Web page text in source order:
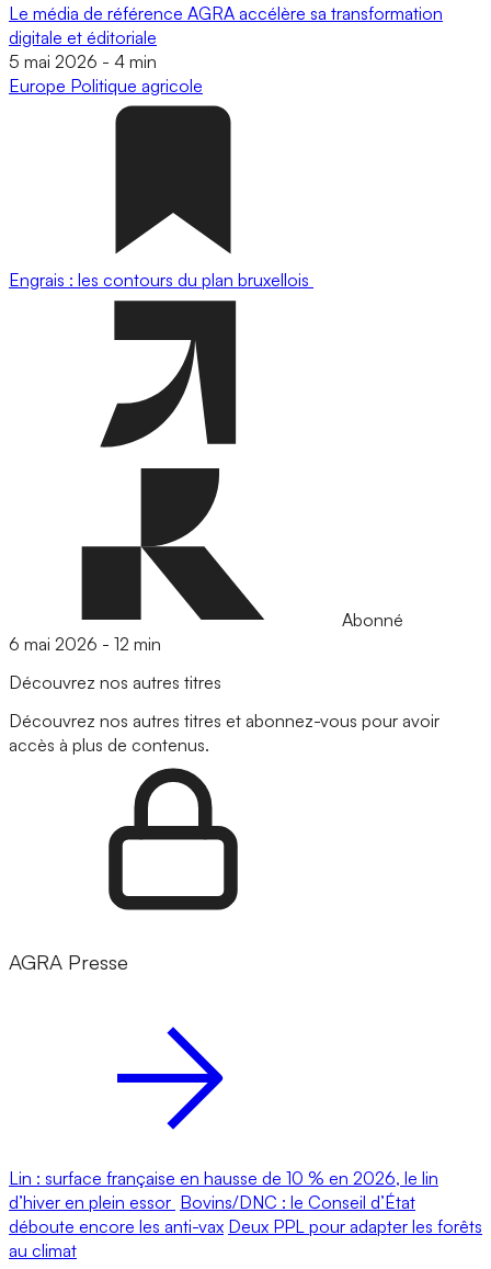
Le média de référence AGRA accélère sa transformation
digitale et éditoriale
5 mai 2026 - 4 min
Europe Politique agricole
Engrais : les contours du plan bruxellois
Abonné
6 mai 2026 - 12 min
Découvrez nos autres titres
Découvrez nos autres titres et abonnez-vous pour avoir
accès à plus de contenus.
AGRA Presse
Lin : surface française en hausse de 10 % en 2026, le lin
d’hiver en plein essor Bovins/DNC : le Conseil d’État
déboute encore les anti-vax Deux PPL pour adapter les forêts
au climat